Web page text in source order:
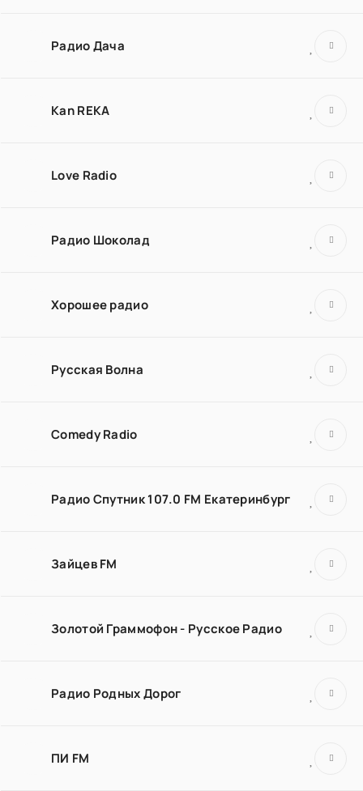
Радио Дача
Kan REKA
Love Radio
Радио Шоколад
Хорошее радио
Русская Волна
Comedy Radio
Радио Спутник 107.0 FM Екатеринбург
Зайцев FM
Золотой Граммофон - Русское Радио
Радио Родных Дорог
ПИ FM